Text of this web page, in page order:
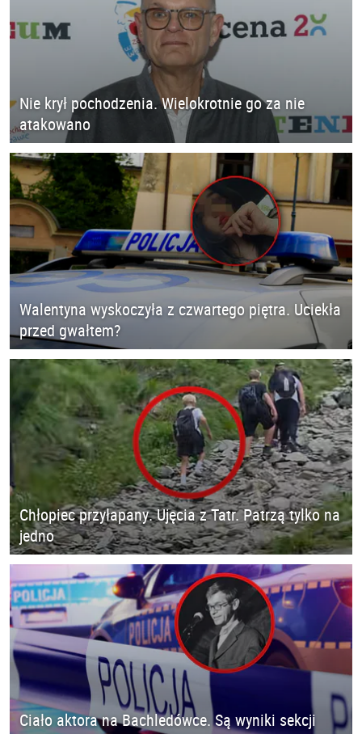
Nie krył pochodzenia. Wielokrotnie go za nie
atakowano
Walentyna wyskoczyła z czwartego piętra. Uciekła
przed gwałtem?
Chłopiec przyłapany. Ujęcia z Tatr. Patrzą tylko na
jedno
Ciało aktora na Bachledówce. Są wyniki sekcji